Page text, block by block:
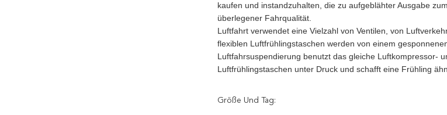
kaufen und instandzuhalten, die zu aufgeblähter Ausgabe
überlegener Fahrqualität.
Luftfahrt verwendet eine Vielzahl von Ventilen, von
flexiblen Luftfrühlingstaschen werden von einem
Luftfahrsuspendierung benutzt das gleiche Luftkompressor-
Luftfrühlingstaschen unter Druck und schafft eine Frühling
Größe Und Tag: